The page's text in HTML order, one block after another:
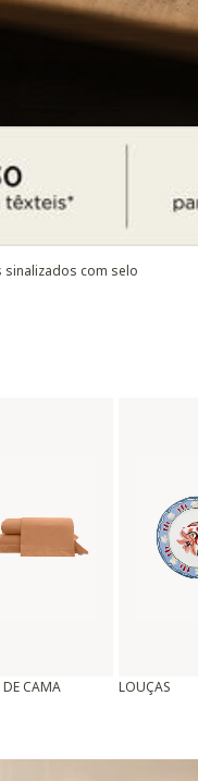
com selo
DE CAMA LOUÇAS